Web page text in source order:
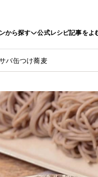
から探す 公式レシピ記事をよ
バ缶つけ蕎麦